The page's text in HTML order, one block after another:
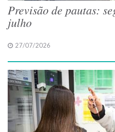
Previsão de pautas:
julho
27/07/2026